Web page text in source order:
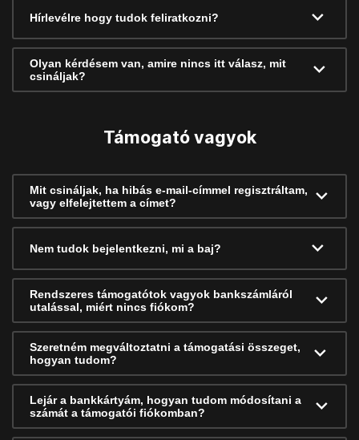
Hírlevélre hogy tudok feliratkozni?
Olyan kérdésem van, amire nincs itt válasz, mit
csináljak?
Támogató vagyok
Mit csináljak, ha hibás e-mail-címmel regisztráltam,
vagy elfelejtettem a címet?
Nem tudok bejelentkezni, mi a baj?
Rendszeres támogatótok vagyok bankszámláról
utalással, miért nincs fiókom?
Szeretném megváltoztatni a támogatási összeget,
hogyan tudom?
Lejár a bankkártyám, hogyan tudom módosítani a
számát a támogatói fiókomban?